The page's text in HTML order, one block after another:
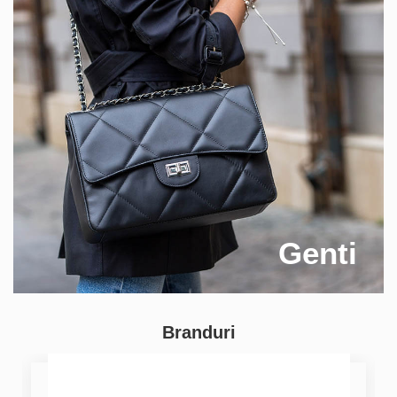
Genti
Branduri